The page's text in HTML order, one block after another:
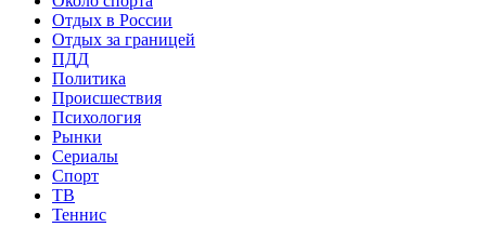
Отдых в России
Отдых за границей
ПДД
Политика
Происшествия
Психология
Рынки
Сериалы
Спорт
ТВ
Теннис